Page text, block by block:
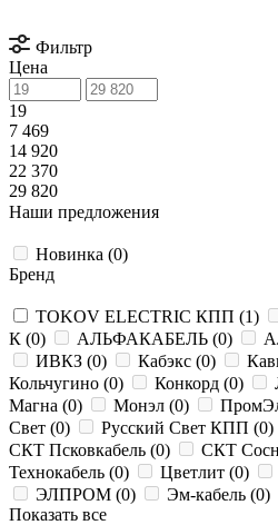
Фильтр
Цена
19
7 469
14 920
22 370
29 820
Наши предложения
Новинка (0)
Бренд
TOKOV ELECTRIC КПП (1)
К (0) АЛЬФАКАБЕЛЬ (0)
ИВКЗ (0) Кабэкс (0)
Кольчугино (0) Конкорд (0)
Магна (0) Монэл (0)
Свет (0) Русский Свет КПП (0)
СКТ Псковкабель (0) СКТ
Технокабель (0) Цветлит (0)
ЭЛПРОМ (0) Эм-кабель (0)
Показать все